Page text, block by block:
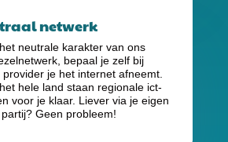
netwerk
neutrale karakter van ons
bepaal je zelf bij
provider je het internet afneemt.
hele land staan regionale ict-
voor je klaar. Liever via je eigen
Geen probleem!